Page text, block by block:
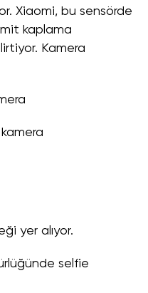
Xiaomi, bu sensörde
kaplama
Kamera
yer alıyor.
selfie